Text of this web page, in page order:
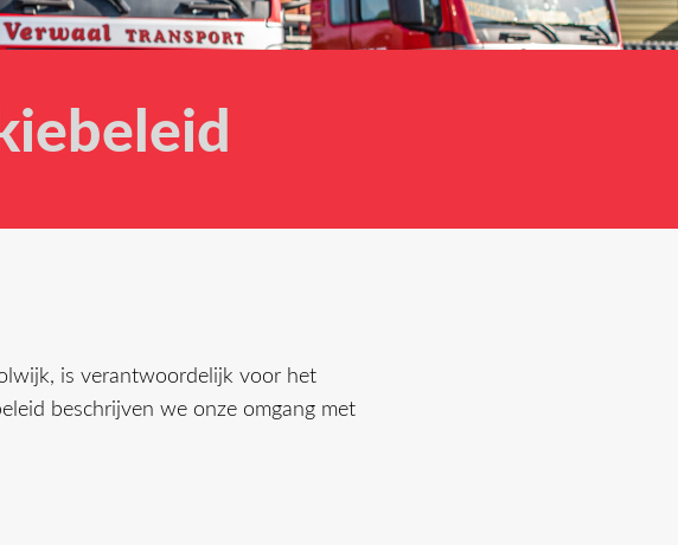
is verantwoordelijk voor het
beschrijven we onze omgang met